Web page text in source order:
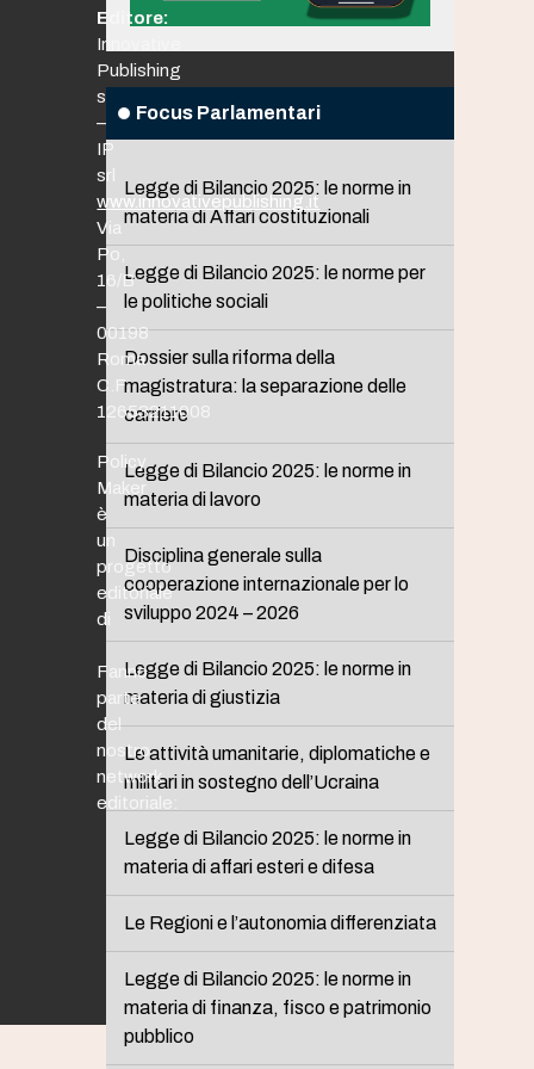
Focus Parlamentari
Legge di Bilancio 2025: le norme in
materia di Affari costituzionali
Legge di Bilancio 2025: le norme per
le politiche sociali
Dossier sulla riforma della
magistratura: la separazione delle
carriere
Legge di Bilancio 2025: le norme in
materia di lavoro
Disciplina generale sulla
cooperazione internazionale per lo
sviluppo 2024 – 2026
Legge di Bilancio 2025: le norme in
materia di giustizia
Le attività umanitarie, diplomatiche e
militari in sostegno dell’Ucraina
Legge di Bilancio 2025: le norme in
materia di affari esteri e difesa
Le Regioni e l’autonomia differenziata
Legge di Bilancio 2025: le norme in
materia di finanza, fisco e patrimonio
pubblico
Editore:
Innovative
Publishing
srl
–
IP
srl
www.innovativepublishing.it
Via
Po,
16/B
–
00198
Roma
C.F.
12653211008
Policy
Maker
è
un
progetto
editoriale
di
Fanno
parte
del
nostro
network
editoriale: